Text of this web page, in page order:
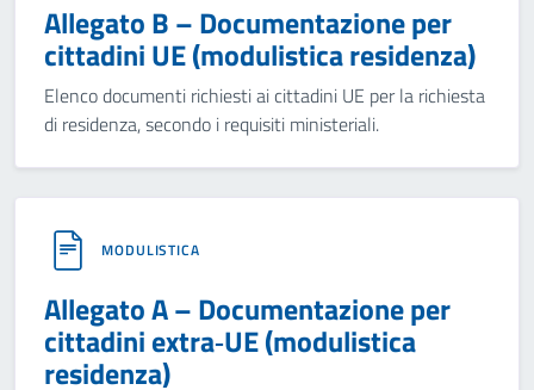
Allegato B – Documentazione per
cittadini UE (modulistica residenza)
Elenco documenti richiesti ai cittadini UE per la richiesta
di residenza, secondo i requisiti ministeriali.
MODULISTICA
Allegato A – Documentazione per
cittadini extra‑UE (modulistica
residenza)